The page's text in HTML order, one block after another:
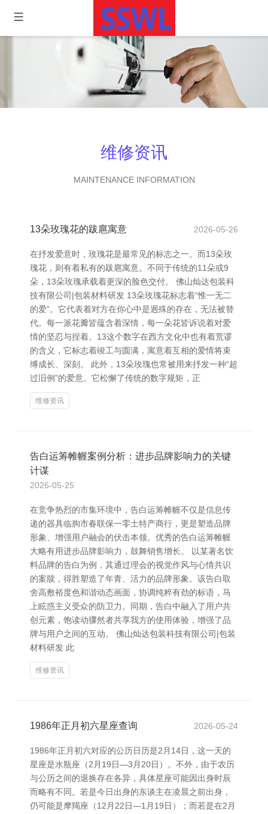
维修资讯
MAINTENANCE INFORMATION
13朵玫瑰花的跋扈寓意 2026-05-26
在抒发爱意时，玫瑰花是最常见的标志之一。而13朵玫
瑰花，则有着私有的跋扈寓意。不同于传统的11朵或9
朵，13朵玫瑰承载着更深的脸色交付。 佛山灿达包装科
技有限公司|包装材料研发 13朵玫瑰花标志着“惟一无二
的爱”。它代表着对方在你心中是迥殊的存在，无法被替
代。每一派花瓣皆蕴含着深情，每一朵花皆诉说着对爱
情的坚忍与捏着。13这个数字在西方文化中也有着荒谬
的含义，它标志着竣工与圆满，寓意着互相的爱情将束
缚成长、深刻。 此外，13朵玫瑰也常被用来抒发一种“超
过旧例”的爱意。它松懈了传统的数字规矩，正
维修资讯
告白运筹帷幄案例分析：进步品牌影响力的关键
计谋
2026-05-25
在竞争热烈的市集环境中，告白运筹帷幄不仅是信息传
递的器具临朐市春联保一零土特产商行，更是塑造品牌
形象、增强用户融会的伏击本领。优秀的告白运筹帷幄
大略有用进步品牌影响力，鼓舞销售增长。 以某著名饮
料品牌的告白为例，其通过理会的视觉作风与心情共识
的案牍，得胜塑造了年青、活力的品牌形象。该告白取
舍高敷裕度色和谐动态画面，协调纯粹有劲的标语，马
上眩惑主义受众的防卫力。同期，告白中融入了用户共
创元素，饱读动骤然者共享我方的使用体验，增强了品
牌与用户之间的互动。 佛山灿达包装科技有限公司|包装
材料研发 此
维修资讯
1986年正月初六星座查询 2026-05-24
1986年正月初六对应的公历日历是2月14日，这一天的
星座是水瓶座（2月19日—3月20日）。不外，由于农历
与公历之间的退换存在各异，具体星座可能因出身时辰
而略有不同。若是今日出身的东谈主在凌晨之前出身，
仍可能是摩羯座（12月22日—1月19日）；而若是在2月